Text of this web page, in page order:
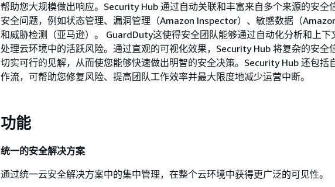
帮助您大规模做出响应。Security Hub 通过自动关联和丰富来自多个来源的安全
安全问题，例如状态管理、漏洞管理（Amazon Inspector）、敏感数据（Amazon
和威胁检测（亚马逊）。 GuardDuty这使得安全团队能够通过自动化分析和上下
处理云环境中的活跃风险。通过直观的可视化效果，Security Hub 将复杂的安全
切实可行的见解，从而使您能够快速做出明智的安全决策。Security Hub 还包括
作流，可帮助您修复风险、提高团队工作效率并最大限度地减少运营中断。
功能
统一的安全解决方案
通过统一云安全解决方案中的集中管理，在整个云环境中获得更广泛的可见性。